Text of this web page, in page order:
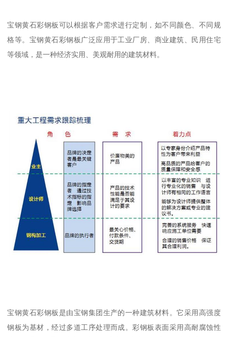
宝钢黄石彩钢板可以根据客户需求进行定制，如不同颜色、不同规
格等。宝钢黄石彩钢板广泛应用于工业厂房、商业建筑、民用住宅
等领域，是一种经济实用、美观耐用的建筑材料。
宝钢黄石彩钢板是由宝钢集团生产的一种建筑材料。它采用高强度
钢板为基材，经过多道工序处理而成。彩钢板表面采用高耐腐蚀性